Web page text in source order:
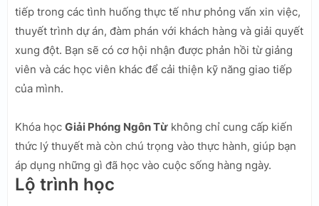
tiếp trong các tình huống thực tế như phỏng vấn xin việc,
thuyết trình dự án, đàm phán với khách hàng và giải quyết
xung đột. Bạn sẽ có cơ hội nhận được phản hồi từ giảng
viên và các học viên khác để cải thiện kỹ năng giao tiếp
của mình.
Khóa học Giải Phóng Ngôn Từ không chỉ cung cấp kiến
thức lý thuyết mà còn chú trọng vào thực hành, giúp bạn
áp dụng những gì đã học vào cuộc sống hàng ngày.
Lộ trình học